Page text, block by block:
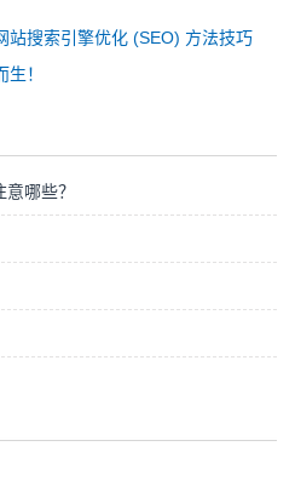
站搜索引擎优化 (SEO) 方法技巧
！
哪些？